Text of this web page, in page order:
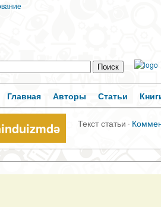
Главная Авторы Статьи
Текст статьи ·